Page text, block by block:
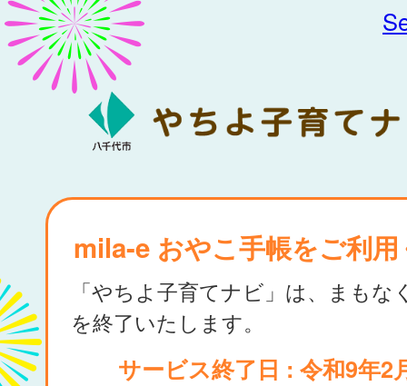
mila-e おやこ手帳をご利
「やちよ子育てナビ」は、まもな
を終了いたします。
サービス終了日 : 令和9年2